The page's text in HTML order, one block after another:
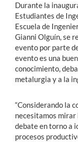
Durante la
Estudiantes de
Escuela de
Gianni Olguín, se
evento por parte
evento es una
conocimiento,
metalurgia y a la
“Considerando la
necesitamos
debate en torno a
procesos